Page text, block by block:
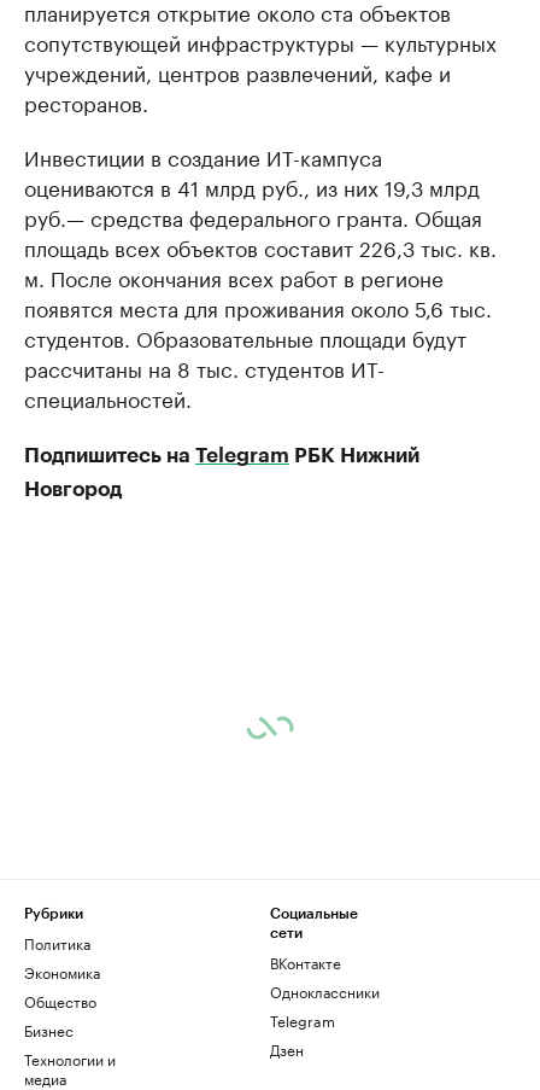
планируется открытие около ста объектов
сопутствующей инфраструктуры — культурных
учреждений, центров развлечений, кафе и
ресторанов.
Инвестиции в создание ИТ-кампуса
оцениваются в 41 млрд руб., из них 19,3 млрд
руб.— средства федерального гранта. Общая
площадь всех объектов составит 226,3 тыс. кв.
м. После окончания всех работ в регионе
появятся места для проживания около 5,6 тыс.
студентов. Образовательные площади будут
рассчитаны на 8 тыс. студентов ИТ-
специальностей.
Подпишитесь на Telegram РБК Нижний
Новгород
Рубрики
Политика
Экономика
Общество
Бизнес
Технологии и
медиа
Социальные
сети
ВКонтакте
Одноклассники
Telegram
Дзен